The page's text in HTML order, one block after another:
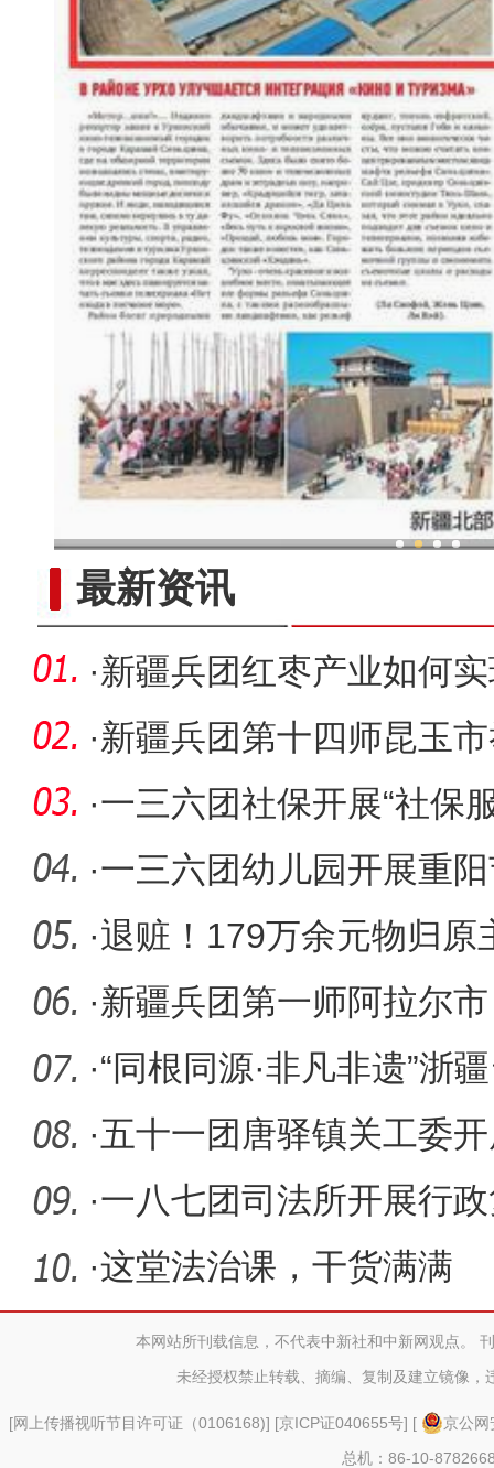
最新资讯
·新疆兵团红枣产业如何
·新疆兵团第十四师昆玉
为·老
·一三六团社保开展“社保
惠民心
·一三六团幼儿园开展重
·退赃！179万余元物归原
·新疆兵团第一师阿拉尔
收季
·“同根同源·非凡非遗”浙
动举
·五十一团唐驿镇关工委
动
·一八七团司法所开展行
·这堂法治课，干货满满
本网站所刊载信息，不代表中新社和中新网观点。
未经授权禁止转载、摘编、复制及建立镜像，
[网上传播视听节目许可证（0106168)] [京ICP证040655号] [
京公
总机：86-10-